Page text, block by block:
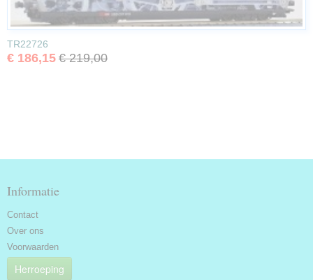
TR22726
€ 186,15 € 219,00
Informatie
Contact
Over ons
Voorwaarden
Herroeping